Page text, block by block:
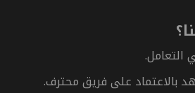
التعامل.
بالاعتماد على فريق محترف.